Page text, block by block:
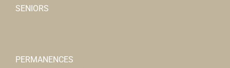
SENIORS
PERMANENCES